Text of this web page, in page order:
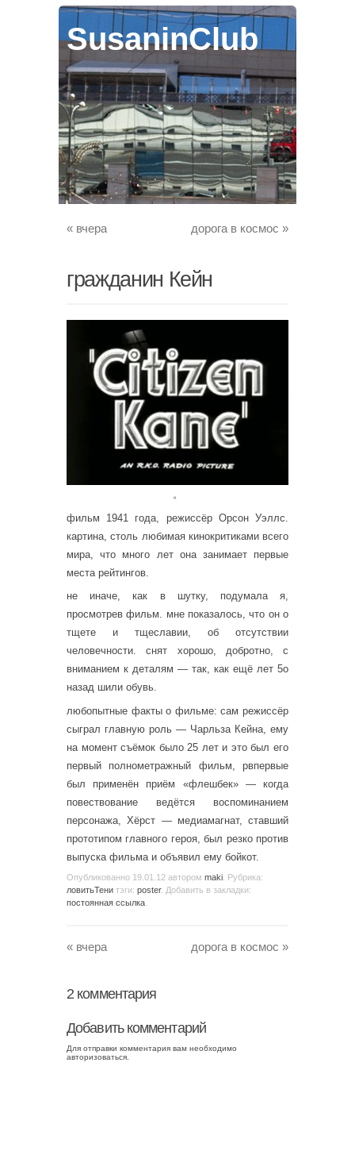
SusaninClub
« вчера дорога в космос »
гражданин Кейн
。
фильм 1941 года, режиссёр Орсон Уэллс.
картина, столь любимая кинокритиками всего
мира, что много лет она занимает первые
места рейтингов.
не иначе, как в шутку, подумала я,
просмотрев фильм. мне показалось, что он о
тщете и тщеславии, об отсутствии
человечности. снят хорошо, добротно, с
вниманием к деталям — так, как ещё лет 5о
назад шили обувь.
любопытные факты о фильме: сам режиссёр
сыграл главную роль — Чарльза Кейна, ему
на момент съёмок было 25 лет и это был его
первый полнометражный фильм, рвпервые
был применён приём «флешбек» — когда
повествование ведётся воспоминанием
персонажа, Хёрст — медиамагнат, ставший
прототипом главного героя, был резко против
выпуска фильма и объявил ему бойкот.
Опубликованно 19.01.12 автором maki . Рубрика:
ловитьТени тэги: poster. Добавить в закладки:
постоянная ссылка
« вчера дорога в космос »
2 комментария
Добавить комментарий
Для отправки комментария вам необходимо
авторизоваться